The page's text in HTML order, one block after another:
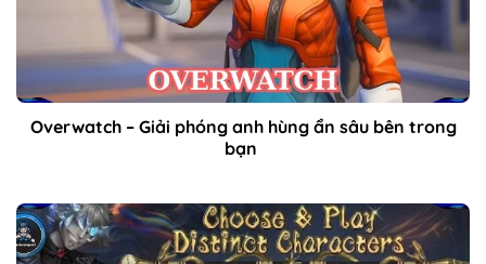
Overwatch – Giải phóng anh hùng ẩn sâu bên trong
bạn